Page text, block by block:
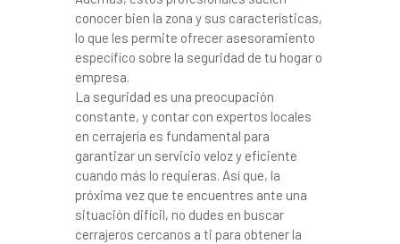
conocer bien la zona y sus características,
lo que les permite ofrecer asesoramiento
específico sobre la seguridad de tu hogar o
empresa.
La seguridad es una preocupación
constante, y contar con expertos locales
en cerrajería es fundamental para
garantizar un servicio veloz y eficiente
cuando más lo requieras. Así que, la
próxima vez que te encuentres ante una
situación difícil, no dudes en buscar
cerrajeros cercanos a ti para obtener la